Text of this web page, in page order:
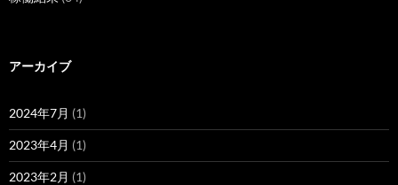
アーカイブ
2024年7月 (1)
2023年4月 (1)
2023年2月 (1)